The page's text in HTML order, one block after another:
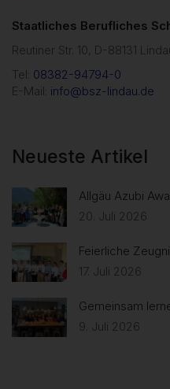
Staatliches Berufliches
Reutiner Str. 10, D-88131
Tel: 08382-94794-0
E-Mail: info@bsz-lindau.de
Neueste Artikel
Allgäu Azubi
20. Juli 2026
Feierliche
17. Juli 2026
Gemeinsam
9. Juli 2026